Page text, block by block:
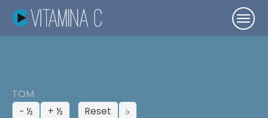
TOM
− ½ + ½ Reset ♭